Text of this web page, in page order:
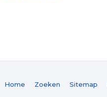
Home Zoeken Sitemap